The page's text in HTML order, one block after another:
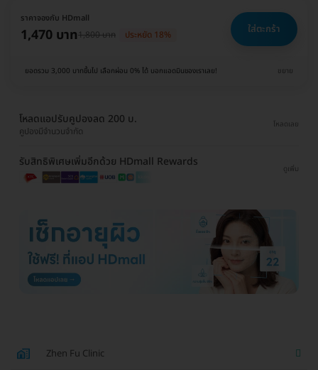
ราคาจองกับ HDmall
1,470 บาท1,800 บาท ประหยัด 18% ใส่ตะกร้า
ยอดรวม 3,000 บาทขึ้นไป เลือกผ่อน 0% ได้ บอกแอดมินของเราเลย! ขยาย
โหลดแอปรับคูปองลด 200 บ.
คูปองมีจำนวนจำกัด
โหลดเลย
รับสิทธิพิเศษเพิ่มอีกด้วย HDmall Rewards
ดูเพิ่ม
Zhen Fu Clinic